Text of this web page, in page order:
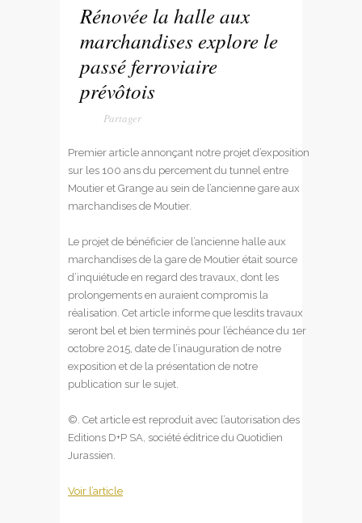
Rénovée la halle aux
marchandises explore le
passé ferroviaire
prévôtois
Premier article annonçant notre projet d’exposition
sur les 100 ans du percement du tunnel entre
Moutier et Grange au sein de l’ancienne gare aux
marchandises de Moutier.
Le projet de bénéficier de l’ancienne halle aux
marchandises de la gare de Moutier était source
d’inquiétude en regard des travaux, dont les
prolongements en auraient compromis la
réalisation. Cet article informe que lesdits travaux
seront bel et bien terminés pour l’échéance du 1er
octobre 2015, date de l’inauguration de notre
exposition et de la présentation de notre
publication sur le sujet.
©. Cet article est reproduit avec l’autorisation des
Editions D+P SA, société éditrice du Quotidien
Jurassien.
Voir l’article